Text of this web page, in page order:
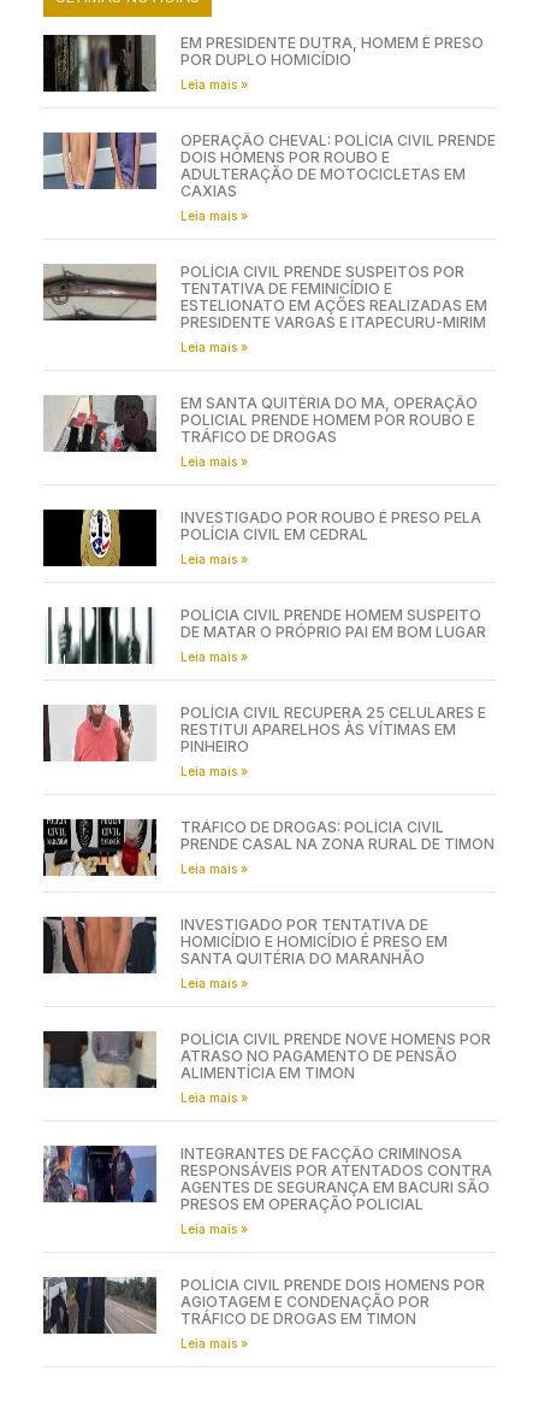
EM PRESIDENTE DUTRA, HOMEM É PRESO
POR DUPLO HOMICÍDIO
Leia mais »
OPERAÇÃO CHEVAL: POLÍCIA CIVIL PRENDE
DOIS HOMENS POR ROUBO E
ADULTERAÇÃO DE MOTOCICLETAS EM
CAXIAS
Leia mais »
POLÍCIA CIVIL PRENDE SUSPEITOS POR
TENTATIVA DE FEMINICÍDIO E
ESTELIONATO EM AÇÕES REALIZADAS EM
PRESIDENTE VARGAS E ITAPECURU-MIRIM
Leia mais »
EM SANTA QUITÉRIA DO MA, OPERAÇÃO
POLICIAL PRENDE HOMEM POR ROUBO E
TRÁFICO DE DROGAS
Leia mais »
INVESTIGADO POR ROUBO É PRESO PELA
POLÍCIA CIVIL EM CEDRAL
Leia mais »
POLÍCIA CIVIL PRENDE HOMEM SUSPEITO
DE MATAR O PRÓPRIO PAI EM BOM LUGAR
Leia mais »
POLÍCIA CIVIL RECUPERA 25 CELULARES E
RESTITUI APARELHOS ÀS VÍTIMAS EM
PINHEIRO
Leia mais »
TRÁFICO DE DROGAS: POLÍCIA CIVIL
PRENDE CASAL NA ZONA RURAL DE TIMON
Leia mais »
INVESTIGADO POR TENTATIVA DE
HOMICÍDIO E HOMICÍDIO É PRESO EM
SANTA QUITÉRIA DO MARANHÃO
Leia mais »
POLÍCIA CIVIL PRENDE NOVE HOMENS POR
ATRASO NO PAGAMENTO DE PENSÃO
ALIMENTÍCIA EM TIMON
Leia mais »
INTEGRANTES DE FACÇÃO CRIMINOSA
RESPONSÁVEIS POR ATENTADOS CONTRA
AGENTES DE SEGURANÇA EM BACURI SÃO
PRESOS EM OPERAÇÃO POLICIAL
Leia mais »
POLÍCIA CIVIL PRENDE DOIS HOMENS POR
AGIOTAGEM E CONDENAÇÃO POR
TRÁFICO DE DROGAS EM TIMON
Leia mais »